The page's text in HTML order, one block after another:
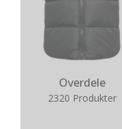
Overdele
2320 Produkter